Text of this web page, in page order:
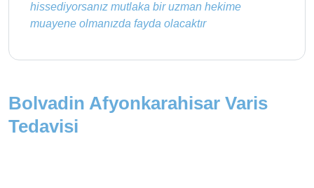
hissediyorsanız mutlaka bir uzman hekime
muayene olmanızda fayda olacaktır
Bolvadin Afyonkarahisar Varis
Tedavisi